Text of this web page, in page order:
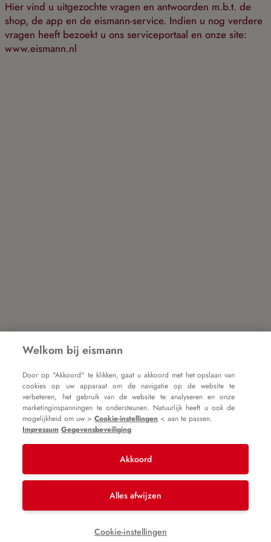
Skip to main content
Hier vind u uitgezochte vragen en antwoorden m.b.t. de
shop, de app en de eismann-service. Indien u nog verdere
vragen heeft bezoekt u ons serviceportaal en onze site:
www.eismann.nl
Welkom bij eismann
Door op "Akkoord" te klikken, gaat u akkoord met het opslaan van
cookies op uw apparaat om de navigatie op de website te
verbeteren, het gebruik van de website te analyseren en onze
marketinginspanningen te ondersteunen. Natuurlijk heeft u ook de
mogelijkheid om uw >Cookie-instellingen < aan te passen.
Impressum Gegevensbeveiliging
Akkoord
Alles afwijzen
Cookie-instellingen